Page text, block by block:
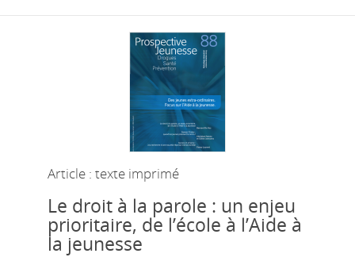
Article : texte imprimé
Le droit à la parole : un enjeu
prioritaire, de l’école à l’Aide à
la jeunesse